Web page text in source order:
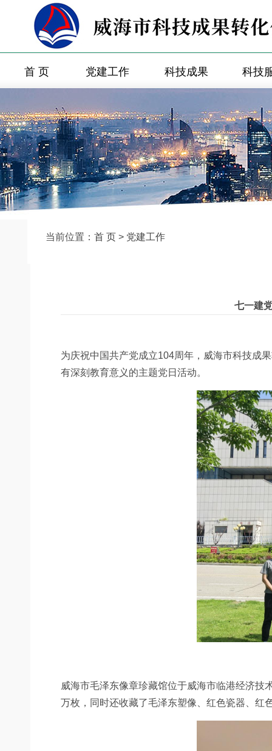
首 页 党建工作 科技成果 科技
当前位置： 首 页 > 党建工作
七一建
为庆祝中国共产党成立104周年，威海市科技成
有深刻教育意义的主题党日活动。
威海市毛泽东像章珍藏馆位于威海市临港经济技
万枚，同时还收藏了毛泽东塑像、红色瓷器、红